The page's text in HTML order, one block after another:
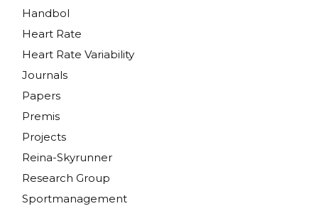
Handbol
Heart Rate
Heart Rate Variability
Journals
Papers
Premis
Projects
Reina-Skyrunner
Research Group
Sportmanagement